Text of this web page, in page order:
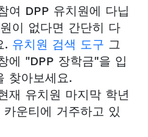
여 DPP 유치원에 다닙
이 없다면 간단히 다
. 유치원 검색 도구 그
에 "DPP 장학금"을 입
찾아보세요.
재 유치원 마지막 학년
운티에 거주하고 있